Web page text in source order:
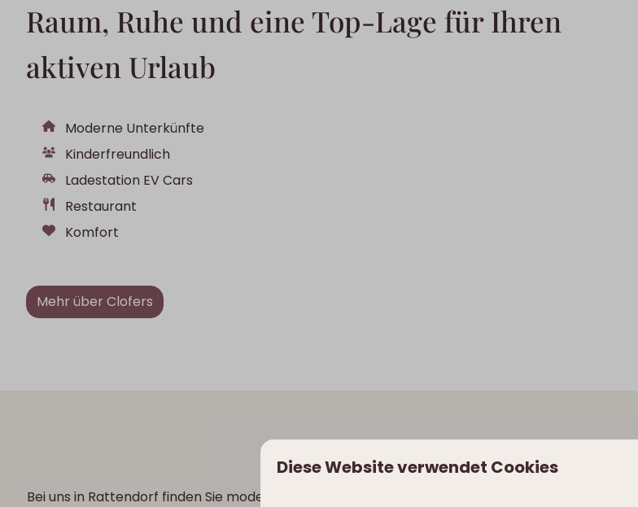
Raum, Ruhe und eine Top-Lage für Ihren
aktiven Urlaub
Moderne Unterkünfte
Kinderfreundlich
Ladestation EV Cars
Restaurant
Komfort
Mehr über Clofers
UNTERKÜNFTE IN
Bei uns in Rattendorf finden Sie moderne Chalets und Apartments, ideal für 2 bis 6 Personen.
Diese Website verwendet Cookies